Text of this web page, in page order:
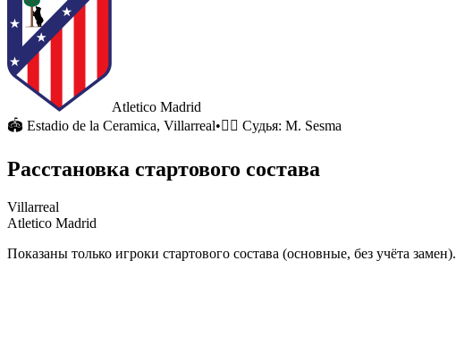
Atletico Madrid
🏟 Estadio de la Ceramica, Villarreal•🧑‍⚖️ Судья: M. Sesma
Расстановка стартового состава
Villarreal
Atletico Madrid
Показаны только игроки стартового состава (основные, без учёта замен).